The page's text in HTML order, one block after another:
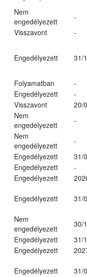
Nem
engedélyezett
-
Visszavont
-
Engedélyezett 31/
Folyamatban
-
Engedélyezett
-
Visszavont
20/
Nem
engedélyezett
-
Nem
engedélyezett
-
Engedélyezett
31/
Engedélyezett
-
Engedélyezett
Engedélyezett 31/
Nem
engedélyezett
30/
Engedélyezett
31/
Engedélyezett
Engedélyezett 31/